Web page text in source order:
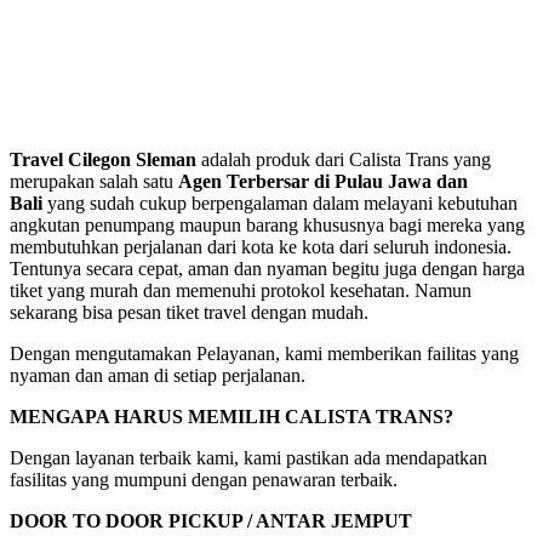
Travel Cilegon Sleman adalah produk dari Calista Trans yang
merupakan salah satu Agen Terbersar di Pulau Jawa dan
Baliyang sudah cukup berpengalaman dalam melayani kebutuhan
angkutan penumpang maupun barang khususnya bagi mereka yang
membutuhkan perjalanan dari kota ke kota dari seluruh indonesia.
Tentunya secara cepat, aman dan nyaman begitu juga dengan harga
tiket yang murah dan memenuhi protokol kesehatan. Namun
sekarang bisa pesan tiket travel dengan mudah.
Dengan mengutamakan Pelayanan, kami memberikan failitas yang
nyaman dan aman di setiap perjalanan.
MENGAPA HARUS MEMILIH CALISTA TRANS?
Dengan layanan terbaik kami, kami pastikan ada mendapatkan
fasilitas yang mumpuni dengan penawaran terbaik.
DOOR TO DOOR PICKUP / ANTAR JEMPUT